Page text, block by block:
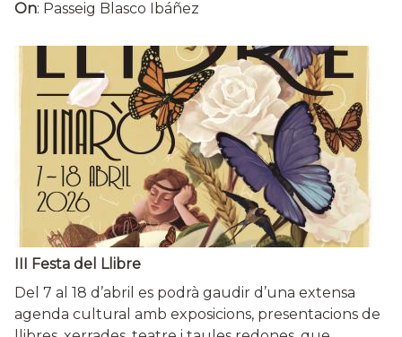
On: Passeig Blasco Ibáñez
III Festa del Llibre
Del 7 al 18 d’abril es podrà gaudir d’una extensa
agenda cultural amb exposicions, presentacions de